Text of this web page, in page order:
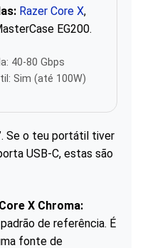
Razer Core X,
EG200.
40-80 Gbps
Sim (até 100W)
Se o teu portátil tiver
USB-C, estas são
X Chroma:
de referência. É
fonte de